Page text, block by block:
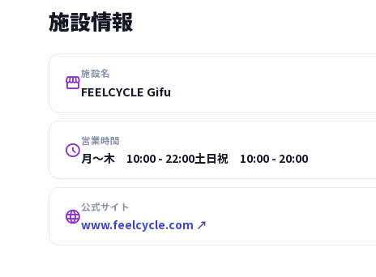
施設情報
施設名
FEELCYCLE Gifu
営業時間
月～木 10:00 - 22:00土日祝 10:00 - 20:00
公式サイト
www.feelcycle.com ↗